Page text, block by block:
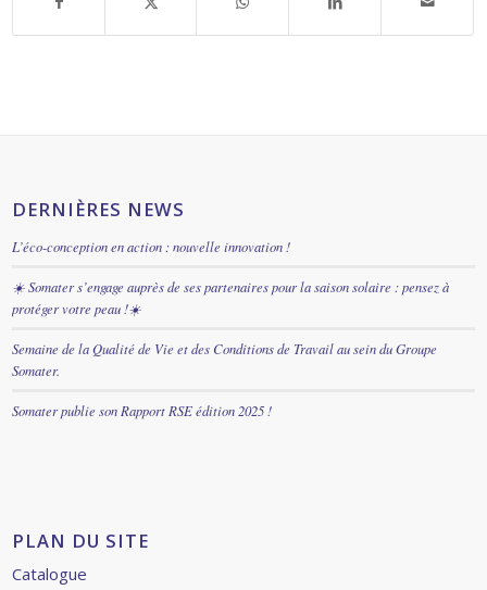
DERNIÈRES NEWS
L’éco-conception en action : nouvelle innovation !
☀️ Somater s’engage auprès de ses partenaires pour la saison solaire : pensez à
protéger votre peau !☀️
Semaine de la Qualité de Vie et des Conditions de Travail au sein du Groupe
Somater.
Somater publie son Rapport RSE édition 2025 !
PLAN DU SITE
Catalogue